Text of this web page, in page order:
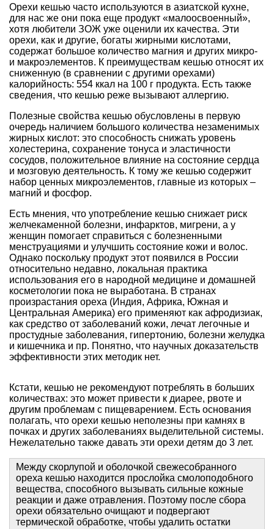
Орехи кешью часто используются в азиатской кухне,
для нас же они пока еще продукт «малоосвоенный»,
хотя любители ЗОЖ уже оценили их качества. Эти
орехи, как и другие, богаты жирными кислотами,
содержат большое количество магния и других микро-
и макроэлементов. К преимуществам кешью относят их
сниженную (в сравнении с другими орехами)
калорийность: 554 ккал на 100 г продукта. Есть также
сведения, что кешью реже вызывают аллергию.
Полезные свойства кешью обусловлены в первую
очередь наличием большого количества незаменимых
жирных кислот: это способность снижать уровень
холестерина, сохранение тонуса и эластичности
сосудов, положительное влияние на состояние сердца
и мозговую деятельность. К тому же кешью содержит
набор ценных микроэлементов, главные из которых –
магний и фосфор.
Есть мнения, что употребление кешью снижает риск
желчекаменной болезни, инфарктов, мигрени, а у
женщин помогает справиться с болезненными
менструациями и улучшить состояние кожи и волос.
Однако поскольку продукт этот появился в России
относительно недавно, локальная практика
использования его в народной медицине и домашней
косметологии пока не выработана. В странах
произрастания ореха (Индия, Африка, Южная и
Центральная Америка) его применяют как афродизиак,
как средство от заболеваний кожи, лечат легочные и
простудные заболевания, гипертонию, болезни желудка
и кишечника и пр. Понятно, что научных доказательств
эффективности этих методик нет.
Кстати, кешью не рекомендуют потреблять в больших
количествах: это может привести к диарее, рвоте и
другим проблемам с пищеварением. Есть основания
полагать, что орехи кешью неполезны при камнях в
почках и других заболеваниях выделительной системы.
Нежелательно также давать эти орехи детям до 3 лет.
Между скорлупой и оболочкой свежесобранного
ореха кешью находится прослойка смолоподобного
вещества, способного вызывать сильные кожные
реакции и даже отравления. Поэтому после сбора
орехи обязательно очищают и подвергают
термической обработке, чтобы удалить остатки